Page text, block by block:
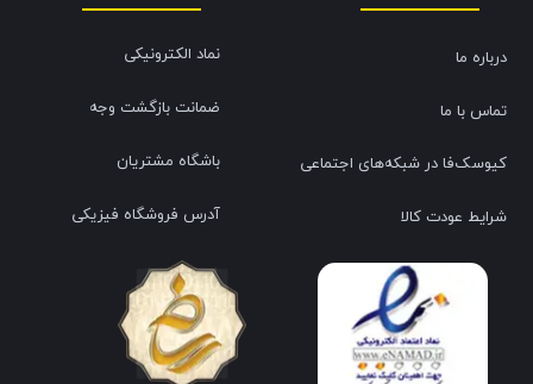
نماد الکترونیکی
ضمانت بازگشت وجه
باشگاه مشتریان
آدرس فروشگاه فیزیکی
درباره ما
تماس با ما
کیوسک‌فا در شبکه‌های اجتماعی
شرایط عودت کالا